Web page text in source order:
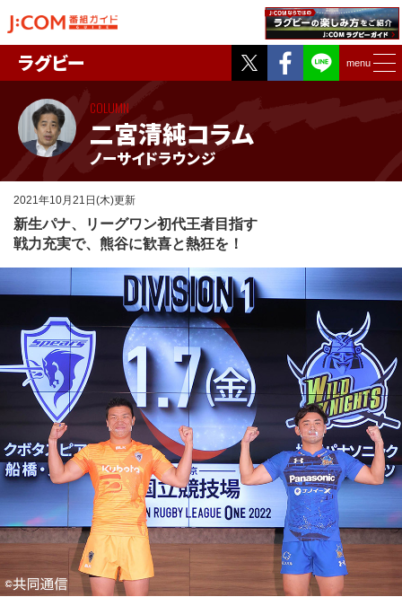
Twitter
Facebook
menu
ラグビー
二宮清純コラム
ノーサイドラウンジ
COLUMN
2021年10月21日(木)更新
新生パナ、リーグワン初代王者目指す
戦力充実で、熊谷に歓喜と熱狂を！